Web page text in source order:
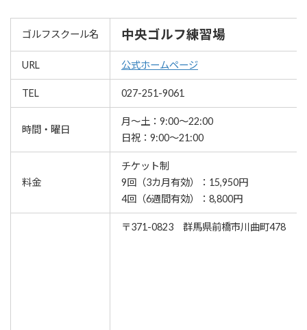
ゴルフスクール名 中央ゴルフ練習場
URL 公式ホームページ
TEL 027-251-9061
時間・曜日
月〜土：9:00～22:00
日祝：9:00～21:00
料金
チケット制
9回（3カ月有効）：15,950円
4回（6週間有効）：8,800円
〒371-0823 群馬県前橋市川曲町478